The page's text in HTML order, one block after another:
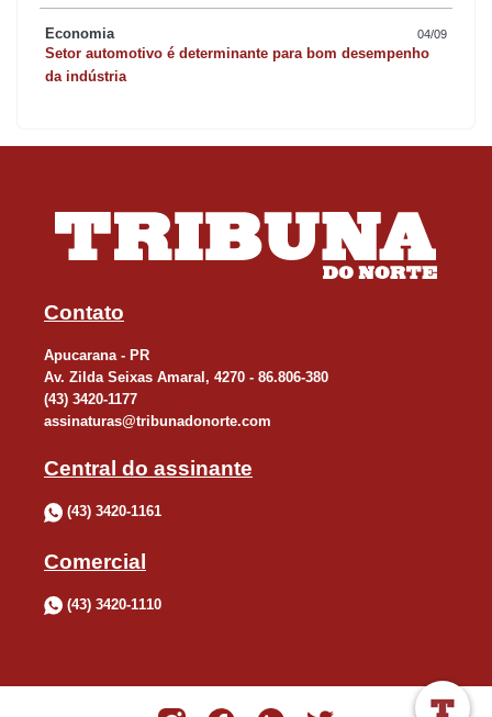
Economia 04/09
Setor automotivo é determinante para bom desempenho
da indústria
Contato
Apucarana - PR
Av. Zilda Seixas Amaral, 4270 - 86.806-380
(43) 3420-1177
assinaturas@tribunadonorte.com
Central do assinante
(43) 3420-1161
Comercial
(43) 3420-1110